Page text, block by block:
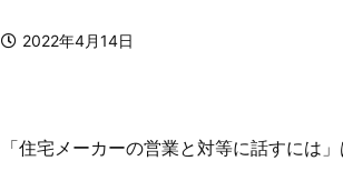
2022年4月14日
「住宅メーカーの営業と対等に話すには